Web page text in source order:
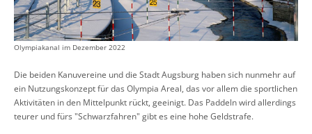
Olympiakanal im Dezember 2022
Die beiden Kanuvereine und die Stadt Augsburg haben sich nunmehr auf
ein Nutzungskonzept für das Olympia Areal, das vor allem die sportlichen
Aktivitäten in den Mittelpunkt rückt, geeinigt. Das Paddeln wird allerdings
teurer und fürs "Schwarzfahren" gibt es eine hohe Geldstrafe.